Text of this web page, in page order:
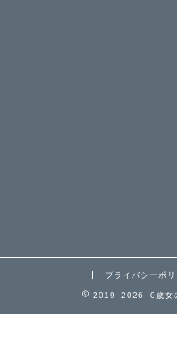
プライバシーポリ
2019–2026 0歳女